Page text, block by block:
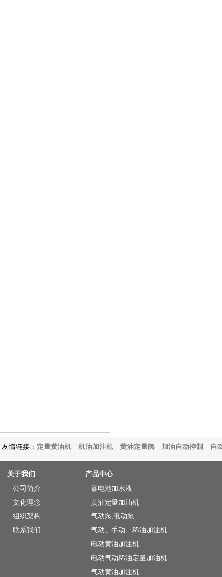
友情链接： 定量黄油机 机油加注机 黄油定量阀 加油自动控制 自
关于我们
产品中心
公司简介
文化理念
组织架构
联系我们
蓄电池加水液
黄油定量加油机
气动泵,电动泵
气动、手动、稀油加注机
电动黄油加注机
电动气动稀油定量加油机
气动黄油加注机